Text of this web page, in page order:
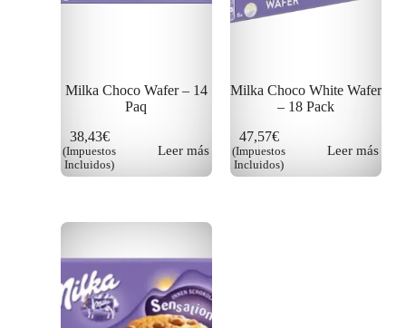
Milka Choco Wafer – 14
Paq
38,43€
(Impuestos
Incluidos)
Leer más
Milka Choco White Wafer
– 18 Pack
47,57€
(Impuestos
Incluidos)
Leer más